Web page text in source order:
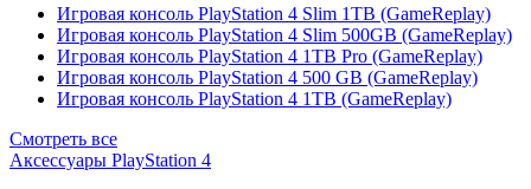
Игровая консоль PlayStation 4 Slim 1TB (GameReplay)
Игровая консоль PlayStation 4 Slim 500GB (GameReplay)
Игровая консоль PlayStation 4 1TB Pro (GameReplay)
Игровая консоль PlayStation 4 500 GB (GameReplay)
Игровая консоль PlayStation 4 1TB (GameReplay)
Смотреть все
Аксессуары PlayStation 4